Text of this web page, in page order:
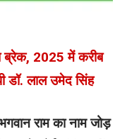
ब्रेक, 2025 में करीब
डॉ. लाल उमेद सिंह
राम का नाम जोड़